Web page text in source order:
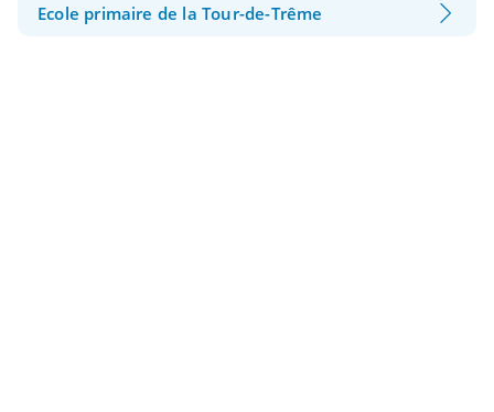
Ecole primaire de la Tour-de-Trême